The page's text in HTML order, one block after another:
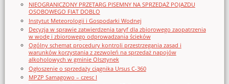
NIEOGRANICZONY PRZETARG PISEMNY NA SPRZEDAŻ POJAZDU
OSOBOWEGO FIAT DOBLO
Instytut Meteorologii i Gospodarki Wodnej
Decyzja w sprawie zatwierdzenia taryf dla zbiorowego zaopatrzenia
w wodę i zbiorowego odprowadzania ścieków
Ogólny schemat procedury kontroli przestrzegania zasad i
warunków korzystania z zezwoleń na sprzedaż napojów
alkoholowych w gminie Olsztynek
Ogłoszenie o sprzedaży ciągnika Ursus C-360
MPZP Samagowo – czesc I